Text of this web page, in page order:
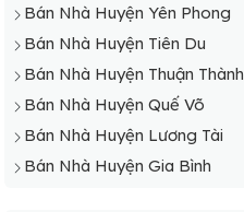
Bán Nhà Huyện Yên Phong
Bán Nhà Huyện Tiên Du
Bán Nhà Huyện Thuận Thành
Bán Nhà Huyện Quế Võ
Bán Nhà Huyện Lương Tài
Bán Nhà Huyện Gia Bình